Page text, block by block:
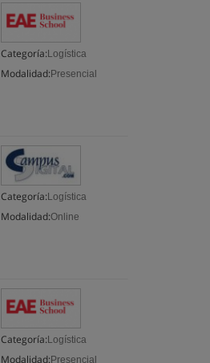
Categoría: Logística
Modalidad: Presencial
Categoría: Logística
Modalidad:Online
Categoría: Logística
Modalidad: Presencial